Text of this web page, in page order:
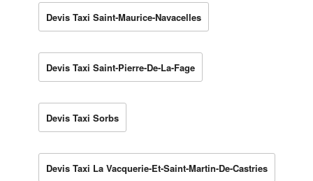
Devis Taxi Saint-Maurice-Navacelles
Devis Taxi Saint-Pierre-De-La-Fage
Devis Taxi Sorbs
Devis Taxi La Vacquerie-Et-Saint-Martin-De-Castries